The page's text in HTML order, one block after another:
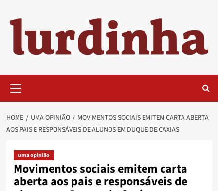
content
Menu
HOME UMA OPINIÃO
MOVIMENTOS SOCIAIS EMITEM CARTA ABERTA
AOS PAIS E RESPONSÁVEIS DE ALUNOS EM DUQUE DE CAXIAS
uma opinião
Movimentos sociais emitem carta
aberta aos pais e responsáveis de